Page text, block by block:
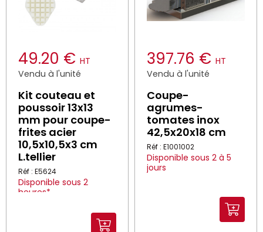
49.20 € HT
Vendu à l'unité
Kit couteau et
poussoir 13x13
mm pour coupe-
frites acier
10,5x10,5x3 cm
L.tellier
Réf : E5624
Disponible sous 2
heures*
397.76 € HT
Vendu à l'unité
Coupe-
agrumes-
tomates inox
42,5x20x18 cm
Réf : E1001002
Disponible sous 2 à 5
jours